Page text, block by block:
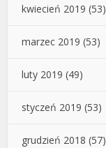
kwiecień 2019 (53)
marzec 2019 (53)
luty 2019 (49)
styczeń 2019 (53)
grudzień 2018 (57)